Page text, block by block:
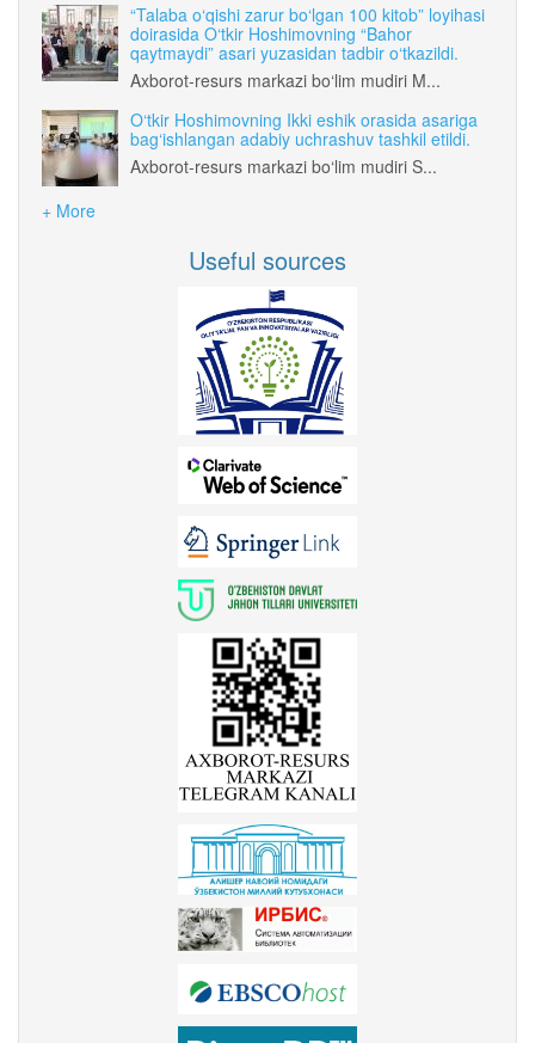
“Talaba o‘qishi zarur bo‘lgan 100 kitob” loyihasi
doirasida O‘tkir Hoshimovning “Bahor
qaytmaydi” asari yuzasidan tadbir o‘tkazildi.
Axborot-resurs markazi bo‘lim mudiri M...
O‘tkir Hoshimovning Ikki eshik orasida asariga
bag‘ishlangan adabiy uchrashuv tashkil etildi.
Axborot-resurs markazi bo‘lim mudiri S...
+ More
Useful sources